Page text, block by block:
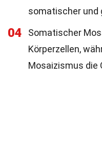
somatischer und
04
Somatischer
Körperzellen,
Mosaizismus